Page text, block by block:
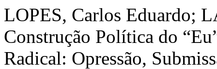
LOPES, Carlos Eduardo;
Construção Política do
Radical: Opressão,